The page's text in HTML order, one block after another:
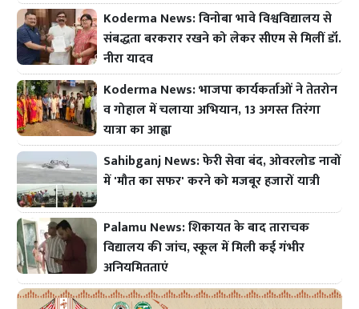
Koderma News: विनोबा भावे विश्वविद्यालय से
संबद्धता बरकरार रखने को लेकर सीएम से मिलीं डॉ.
नीरा यादव
Koderma News: भाजपा कार्यकर्ताओं ने तेतरोन
व गोहाल में चलाया अभियान, 13 अगस्त तिरंगा
यात्रा का आह्वा
Sahibganj News: फेरी सेवा बंद, ओवरलोड नावों
में 'मौत का सफर' करने को मजबूर हजारों यात्री
Palamu News: शिकायत के बाद ताराचक
विद्यालय की जांच, स्कूल में मिली कई गंभीर
अनियमितताएं